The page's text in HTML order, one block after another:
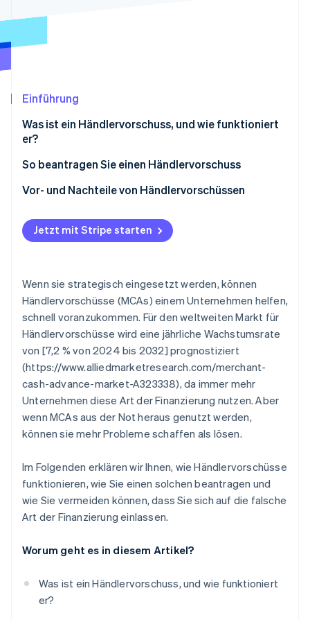
Identity
Online-Identitätsprüfung
Stripe-Sessions 2026
Einführung
Was ist ein Händlervorschuss, und wie funktioniert
er?
So beantragen Sie einen Händlervorschuss
Wenn Sie Stripe verwenden
Wenn Sie den Antrag über einen externen MCA-
Anbieter stellen
Vor- und Nachteile von Händlervorschüssen
Vorteile
Nachteile
Jetzt mit Stripe starten
Wenn sie strategisch eingesetzt werden, können
Händlervorschüsse (MCAs) einem Unternehmen helfen,
schnell voranzukommen. Für den weltweiten Markt für
Händlervorschüsse wird eine jährliche Wachstumsrate
von [7,2 % von 2024 bis 2032] prognostiziert
(https://www.alliedmarketresearch.com/merchant-
cash-advance-market-A323338), da immer mehr
Unternehmen diese Art der Finanzierung nutzen. Aber
wenn MCAs aus der Not heraus genutzt werden,
können sie mehr Probleme schaffen als lösen.
Im Folgenden erklären wir Ihnen, wie Händlervorschüsse
funktionieren, wie Sie einen solchen beantragen und
wie Sie vermeiden können, dass Sie sich auf die falsche
Art der Finanzierung einlassen.
Worum geht es in diesem Artikel?
Was ist ein Händlervorschuss, und wie funktioniert
er?